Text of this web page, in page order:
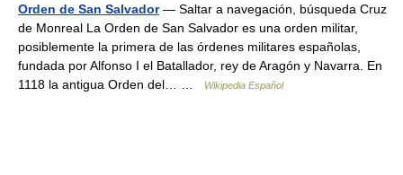
Orden de San Salvador— Saltar a navegación, búsqueda Cruz
de Monreal La Orden de San Salvador es una orden militar,
posiblemente la primera de las órdenes militares españolas,
fundada por Alfonso I el Batallador, rey de Aragón y Navarra. En
1118 la antigua Orden del… …
Wikipedia Español